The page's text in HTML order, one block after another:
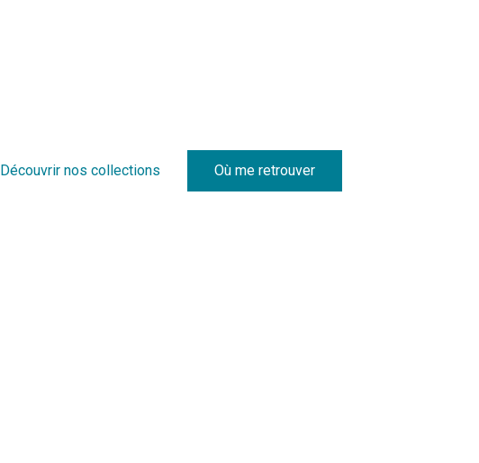
Découvrir nos collections Où me retrouver